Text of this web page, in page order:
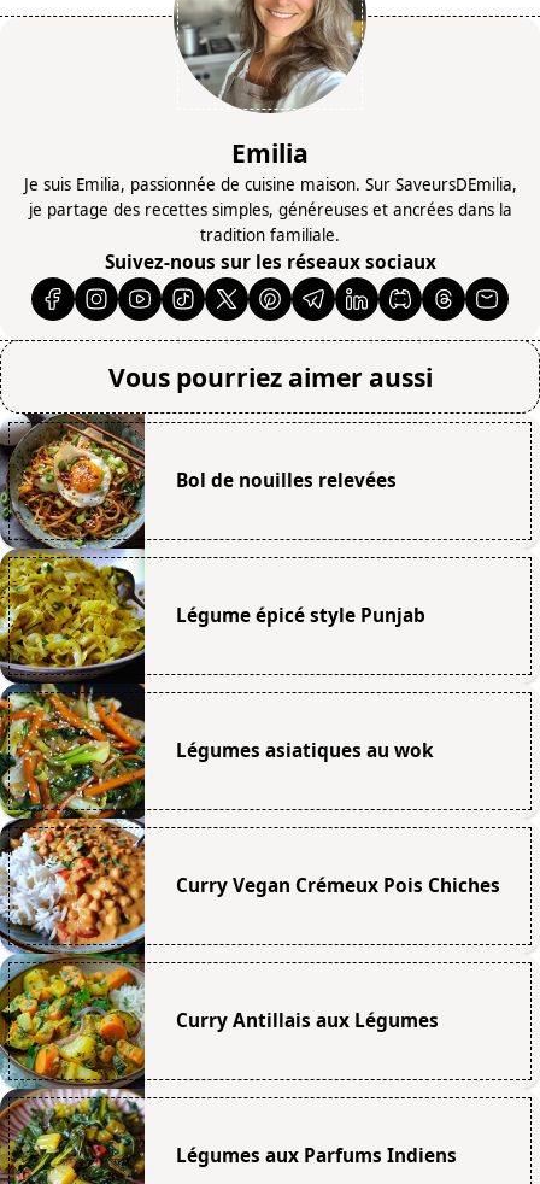
Emilia
Je suis Emilia, passionnée de cuisine maison. Sur SaveursDEmilia,
je partage des recettes simples, généreuses et ancrées dans la
tradition familiale.
Suivez-nous sur les réseaux sociaux
Vous pourriez aimer aussi
Bol de nouilles relevées
Légume épicé style Punjab
Légumes asiatiques au wok
Curry Vegan Crémeux Pois Chiches
Curry Antillais aux Légumes
Légumes aux Parfums Indiens